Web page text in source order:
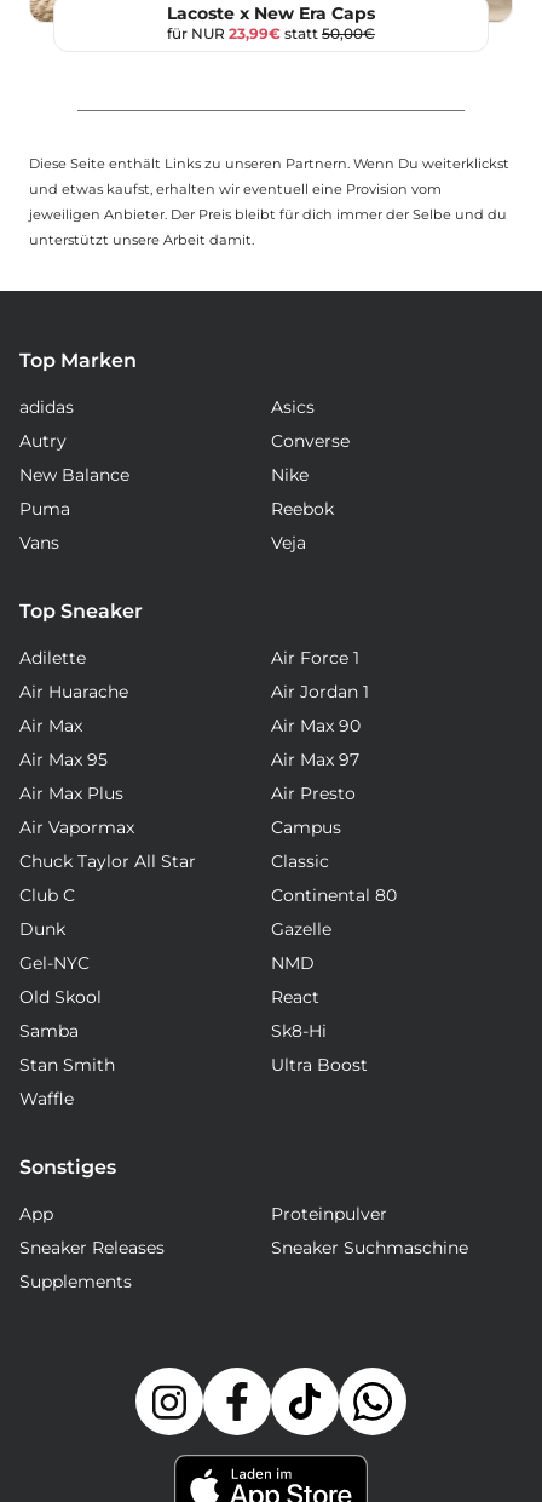
Lacoste x New Era Caps
für NUR 23,99€ statt 50,00€
Diese Seite enthält Links zu unseren Partnern. Wenn Du weiterklickst
und etwas kaufst, erhalten wir eventuell eine Provision vom
jeweiligen Anbieter. Der Preis bleibt für dich immer der Selbe und du
unterstützt unsere Arbeit damit.
Top Marken
adidas
Asics
Autry
Converse
New Balance
Nike
Puma
Reebok
Vans
Veja
Top Sneaker
Adilette
Air Force 1
Air Huarache
Air Jordan 1
Air Max
Air Max 90
Air Max 95
Air Max 97
Air Max Plus
Air Presto
Air Vapormax
Campus
Chuck Taylor All Star
Classic
Club C
Continental 80
Dunk
Gazelle
Gel-NYC
NMD
Old Skool
React
Samba
Sk8-Hi
Stan Smith
Ultra Boost
Waffle
Sonstiges
App
Proteinpulver
Sneaker Releases
Sneaker Suchmaschine
Supplements